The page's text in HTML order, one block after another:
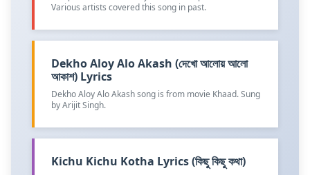
Various artists covered this song in past.
Dekho Aloy Alo Akash (দেখো আলোয় আলো
আকাশ) Lyrics
Dekho Aloy Alo Akash song is from movie Khaad. Sung
by Arijit Singh.
Kichu Kichu Kotha Lyrics (কিছু কিছু কথা)